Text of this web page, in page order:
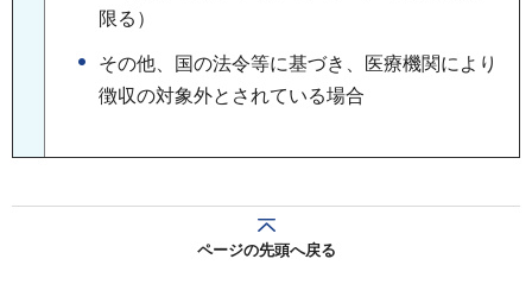
限る）
その他、国の法令等に基づき、医療機関により
徴収の対象外とされている場合
ページの先頭へ戻る